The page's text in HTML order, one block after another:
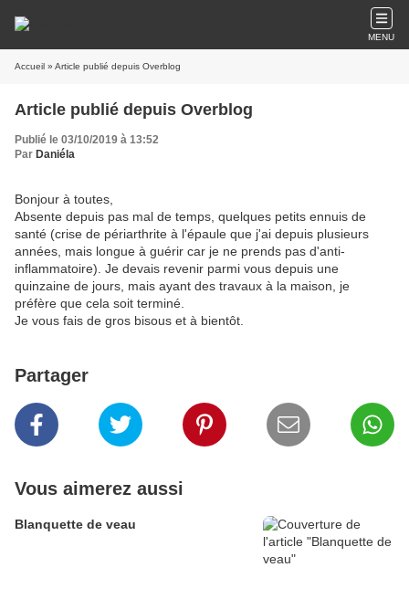
MENU
Accueil » Article publié depuis Overblog
Article publié depuis Overblog
Publié le 03/10/2019 à 13:52
Par Daniéla
Bonjour à toutes,
Absente depuis pas mal de temps, quelques petits ennuis de
santé (crise de périarthrite à l'épaule que j'ai depuis plusieurs
années, mais longue à guérir car je ne prends pas d'anti-
inflammatoire). Je devais revenir parmi vous depuis une
quinzaine de jours, mais ayant des travaux à la maison, je
préfère que cela soit terminé.
Je vous fais de gros bisous et à bientôt.
Partager
Vous aimerez aussi
Blanquette de veau